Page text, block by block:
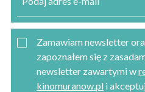
Zamawiam newsletter
zapoznałem się z
newsletter zawartymi w
kinomuranow.pl i